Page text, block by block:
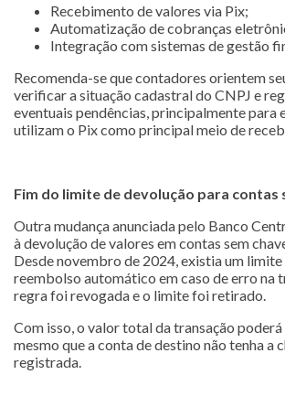
Recebimento de valores via Pix;
Automatização de cobranças
Integração com sistemas de gestão
Recomenda-se que contadores orientem
verificar a situação cadastral do CNPJ e
eventuais pendências, principalmente para
utilizam o Pix como principal meio de
Fim do limite de devolução para contas
Outra mudança anunciada pelo Banco
à devolução de valores em contas sem
Desde novembro de 2024, existia um
reembolso automático em caso de erro na
regra foi revogada e o limite foi retirado.
Com isso, o valor total da transação poderá
mesmo que a conta de destino não tenha a
registrada.